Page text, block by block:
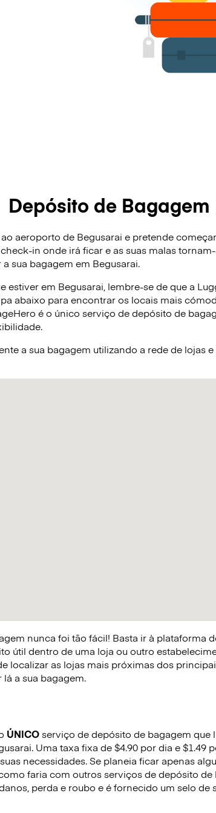
Depósito de
aeroporto de Begusarai e pretende
in onde irá ficar e as suas malas
sua bagagem em Begusarai.
estiver em Begusarai, lembre-se de que a
abaixo para encontrar os locais mais
é o único serviço de depósito de
a sua bagagem utilizando a rede de lojas
nunca foi tão fácil! Basta ir à plataforma
útil dentro de uma loja ou outro
localizar as lojas mais próximas dos
a sua bagagem.
ÚNICOserviço de depósito de bagagem
Uma taxa fixa de $4.90 por dia e
necessidades. Se planeia ficar apenas
faria com outros serviços de depósito de
perda e roubo e é fornecido um selo de